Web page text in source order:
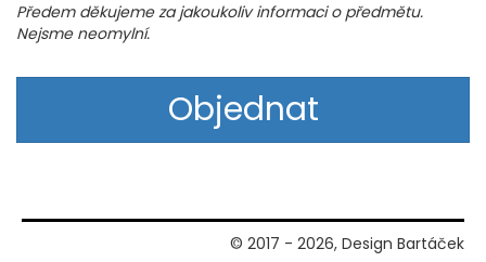
Předem děkujeme za jakoukoliv informaci o předmětu.
Nejsme neomylní.
Objednat
© 2017 - 2026, Design Bartáček